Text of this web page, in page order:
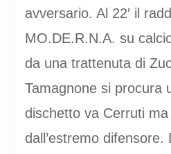
avversario. Al 22′ il
MO.DE.R.N.A. su
da una trattenuta di
Tamagnone si procura
dischetto va Cerruti
dall’estremo